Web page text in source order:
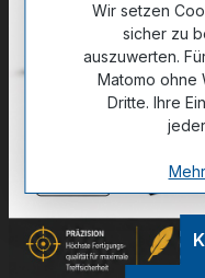
auswählen
2XL XL
Zum Merkzettel
Technische Daten
Wir setzen
sicher zu
auszuwerten.
Matomo ohne
Dritte. Ihre